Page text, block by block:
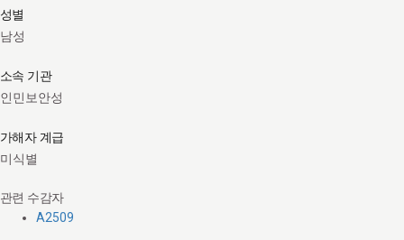
성별
남성
소속 기관
인민보안성
가해자 계급
미식별
관련 수감자
A2509